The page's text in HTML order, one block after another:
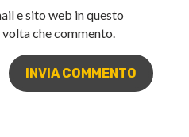
e sito web in questo
che commento.